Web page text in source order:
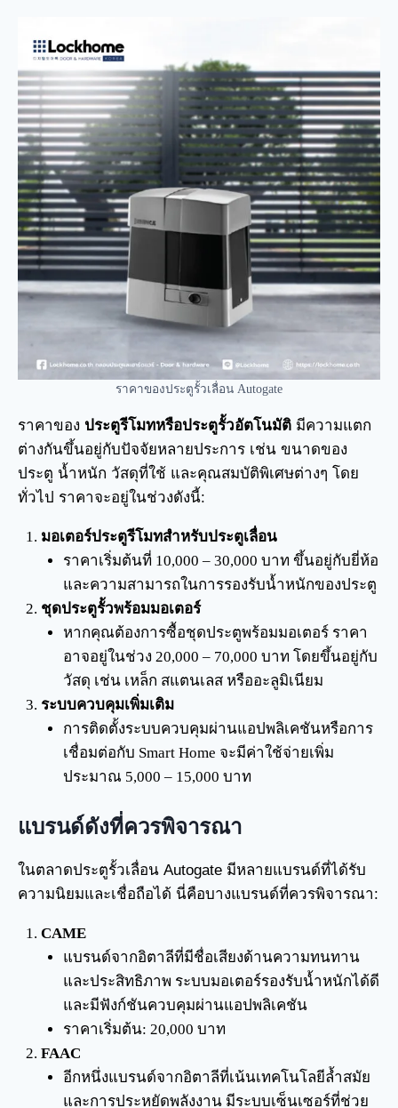
ราคาของประตูรั้วเลื่อน Autogate
ราคาของ ประตูรีโมทหรือประตูรั้วอัตโนมัติ มีความแตก
ต่างกันขึ้นอยู่กับปัจจัยหลายประการ เช่น ขนาดของ
ประตู น้ำหนัก วัสดุที่ใช้ และคุณสมบัติพิเศษต่างๆ โดย
ทั่วไป ราคาจะอยู่ในช่วงดังนี้:
มอเตอร์ประตูรีโมทสำหรับประตูเลื่อน
ราคาเริ่มต้นที่ 10,000 – 30,000 บาท ขึ้นอยู่กับยี่ห้อ
และความสามารถในการรองรับน้ำหนักของประตู
ชุดประตูรั้วพร้อมมอเตอร์
หากคุณต้องการซื้อชุดประตูพร้อมมอเตอร์ ราคา
อาจอยู่ในช่วง 20,000 – 70,000 บาท โดยขึ้นอยู่กับ
วัสดุ เช่น เหล็ก สแตนเลส หรืออะลูมิเนียม
ระบบควบคุมเพิ่มเติม
การติดตั้งระบบควบคุมผ่านแอปพลิเคชันหรือการ
เชื่อมต่อกับ Smart Home จะมีค่าใช้จ่ายเพิ่ม
ประมาณ 5,000 – 15,000 บาท
แบรนด์ดังที่ควรพิจารณา
ในตลาดประตูรั้วเลื่อน Autogate มีหลายแบรนด์ที่ได้รับ
ความนิยมและเชื่อถือได้ นี่คือบางแบรนด์ที่ควรพิจารณา:
CAME
แบรนด์จากอิตาลีที่มีชื่อเสียงด้านความทนทาน
และประสิทธิภาพ ระบบมอเตอร์รองรับน้ำหนักได้ดี
และมีฟังก์ชันควบคุมผ่านแอปพลิเคชัน
ราคาเริ่มต้น: 20,000 บาท
FAAC
อีกหนึ่งแบรนด์จากอิตาลีที่เน้นเทคโนโลยีล้ำสมัย
และการประหยัดพลังงาน มีระบบเซ็นเซอร์ที่ช่วย